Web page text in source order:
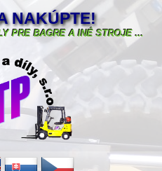
NAKÚPTE!
PRE BAGRE A INÉ STROJE ...